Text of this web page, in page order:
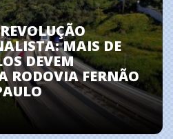
MAIS DE
DEVEM
RODOVIA FERNÃO